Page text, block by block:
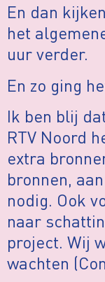
En dan
het
uur verder.
En zo ging
Ik ben blij
RTV Noord
extra
bronnen,
nodig. Ook
naar
project. Wij
wachten